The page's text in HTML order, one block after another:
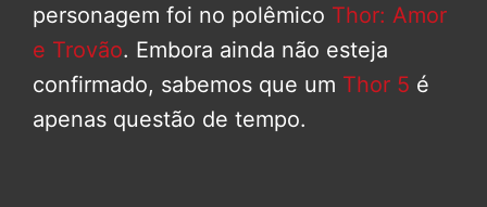
personagem foi no polêmico Thor: Amor
e Trovão. Embora ainda não esteja
confirmado, sabemos que um Thor 5 é
apenas questão de tempo.